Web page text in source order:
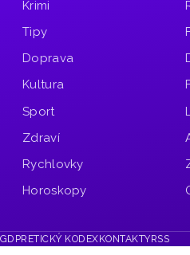
Krimi
Tipy
Doprava
Kultura
Sport
Zdraví
Rychlovky
Horoskopy
GDPR ETICKÝ KODEXKONTAKTYRSS